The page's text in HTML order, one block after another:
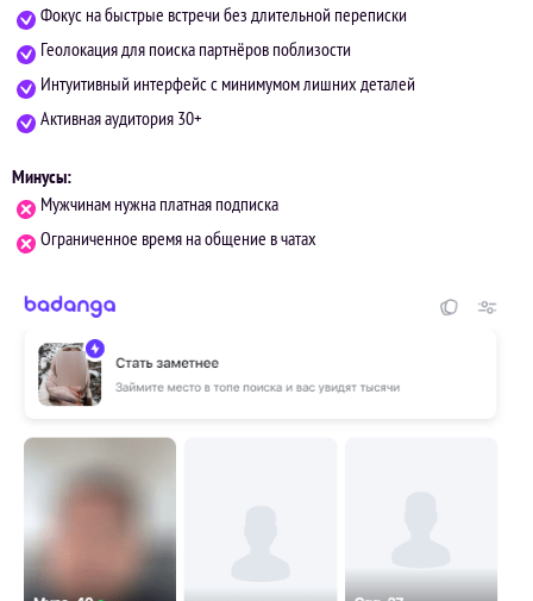
Фокус на быстрые встречи без длительной переписки
Геолокация для поиска партнёров поблизости
Интуитивный интерфейс с минимумом лишних деталей
Активная аудитория 30+
Минусы:
Мужчинам нужна платная подписка
Ограниченное время на общение в чатах